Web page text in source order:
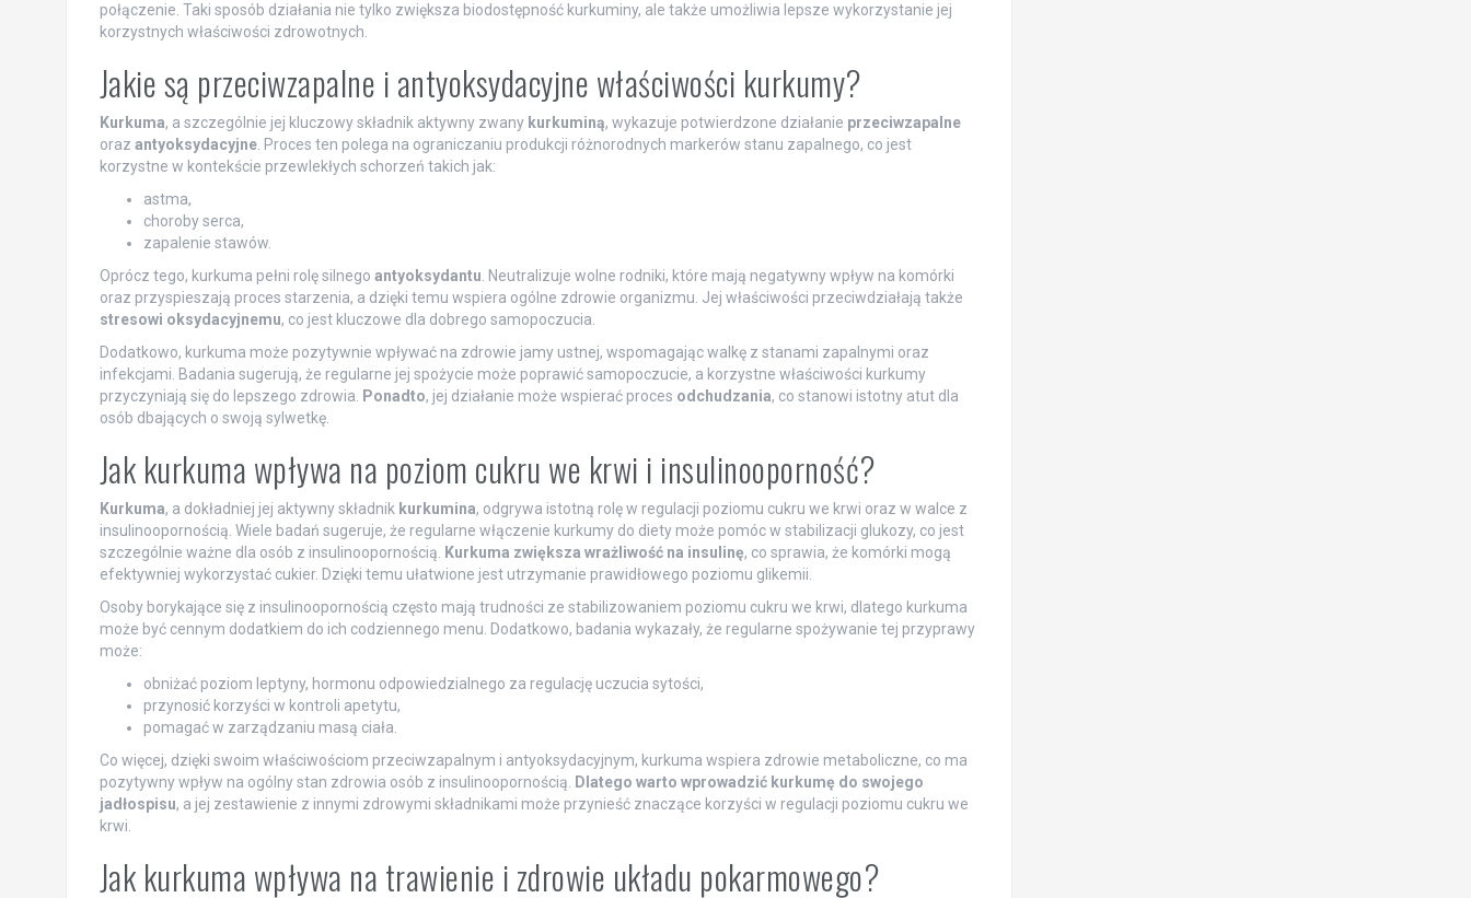
połączenie. Taki sposób działania nie tylko zwiększa biodostępność kurkuminy, ale także umożliwia lepsze wykorzystanie jej
korzystnych właściwości zdrowotnych.
Jakie są przeciwzapalne i antyoksydacyjne właściwości kurkumy?
Kurkuma, a szczególnie jej kluczowy składnik aktywny zwany kurkuminą, wykazuje potwierdzone działanie przeciwzapalne
oraz antyoksydacyjne. Proces ten polega na ograniczaniu produkcji różnorodnych markerów stanu zapalnego, co jest
korzystne w kontekście przewlekłych schorzeń takich jak:
astma,
choroby serca,
zapalenie stawów.
Oprócz tego, kurkuma pełni rolę silnego antyoksydantu. Neutralizuje wolne rodniki, które mają negatywny wpływ na komórki
oraz przyspieszają proces starzenia, a dzięki temu wspiera ogólne zdrowie organizmu. Jej właściwości przeciwdziałają także
stresowi oksydacyjnemu, co jest kluczowe dla dobrego samopoczucia.
Dodatkowo, kurkuma może pozytywnie wpływać na zdrowie jamy ustnej, wspomagając walkę z stanami zapalnymi oraz
infekcjami. Badania sugerują, że regularne jej spożycie może poprawić samopoczucie, a korzystne właściwości kurkumy
przyczyniają się do lepszego zdrowia. Ponadto, jej działanie może wspierać proces odchudzania, co stanowi istotny atut dla
osób dbających o swoją sylwetkę.
Jak kurkuma wpływa na poziom cukru we krwi i insulinooporność?
Kurkuma, a dokładniej jej aktywny składnik kurkumina, odgrywa istotną rolę w regulacji poziomu cukru we krwi oraz w walce z
insulinoopornością. Wiele badań sugeruje, że regularne włączenie kurkumy do diety może pomóc w stabilizacji glukozy, co jest
szczególnie ważne dla osób z insulinoopornością. Kurkuma zwiększa wrażliwość na insulinę, co sprawia, że komórki mogą
efektywniej wykorzystać cukier. Dzięki temu ułatwione jest utrzymanie prawidłowego poziomu glikemii.
Osoby borykające się z insulinoopornością często mają trudności ze stabilizowaniem poziomu cukru we krwi, dlatego kurkuma
może być cennym dodatkiem do ich codziennego menu. Dodatkowo, badania wykazały, że regularne spożywanie tej przyprawy
może:
obniżać poziom leptyny, hormonu odpowiedzialnego za regulację uczucia sytości,
przynosić korzyści w kontroli apetytu,
pomagać w zarządzaniu masą ciała.
Co więcej, dzięki swoim właściwościom przeciwzapalnym i antyoksydacyjnym, kurkuma wspiera zdrowie metaboliczne, co ma
pozytywny wpływ na ogólny stan zdrowia osób z insulinoopornością. Dlatego warto wprowadzić kurkumę do swojego
jadłospisu, a jej zestawienie z innymi zdrowymi składnikami może przynieść znaczące korzyści w regulacji poziomu cukru we
krwi.
Jak kurkuma wpływa na trawienie i zdrowie układu pokarmowego?